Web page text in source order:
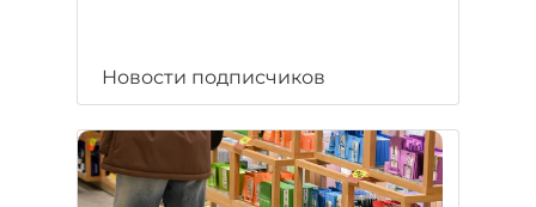
Новости подписчиков